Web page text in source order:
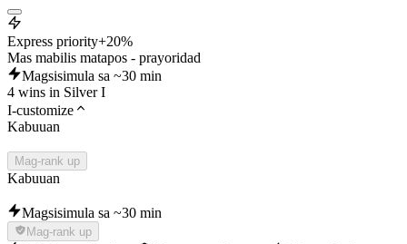
Express priority+20%
Mas mabilis matapos - prayoridad
Magsisimula sa ~30 min
4 wins in Silver I
I-customize
Kabuuan
Mag-rank up
Kabuuan
Magsisimula sa ~30 min
Mag-rank up